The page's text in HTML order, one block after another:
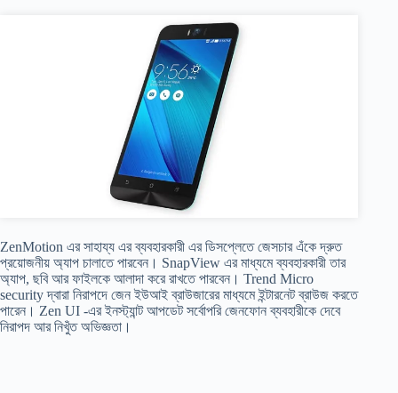
ZenMotion এর সাহায্য এর ব্যবহারকারী এর ডিসপ্লেতে জেসচার এঁকে দ্রুত
প্রয়োজনীয় অ্যাপ চালাতে পারবেন। SnapView এর মাধ্যমে ব্যবহারকারী তার
অ্যাপ, ছবি আর ফাইলকে আলাদা করে রাখতে পারবেন। Trend Micro
security দ্বারা নিরাপদে জেন ইউআই ব্রাউজারের মাধ্যমে ইন্টারনেট ব্রাউজ করতে
পারেন। Zen UI -এর ইনস্ট্যান্ট আপডেট সর্বোপরি জেনফোন ব্যবহারীকে দেবে
নিরাপদ আর নিখুঁত অভিজ্ঞতা।